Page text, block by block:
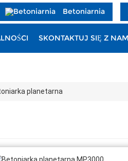
Betoniarnia
SKONTAKTUJ SIĘ Z
planetarna